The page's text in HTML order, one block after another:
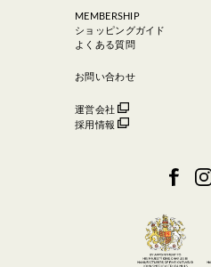
MEMBERSHIP
ショッピングガイド
よくある質問
お問い合わせ
運営会社
採用情報